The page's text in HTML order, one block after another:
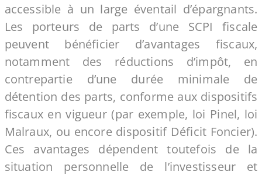
accessible à un large éventail d’épargnants.
Les porteurs de parts d’une SCPI fiscale
peuvent bénéficier d’avantages fiscaux,
notamment des réductions d’impôt, en
contrepartie d’une durée minimale de
détention des parts, conforme aux dispositifs
fiscaux en vigueur (par exemple, loi Pinel, loi
Malraux, ou encore dispositif Déficit Foncier).
Ces avantages dépendent toutefois de la
situation personnelle de l’investisseur et